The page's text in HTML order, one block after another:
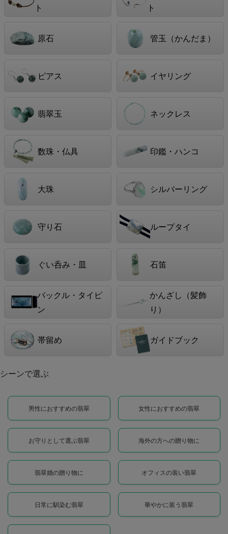
ト
ト
原石 管玉（かんだま）
ピアス イヤリング
翡翠玉 ネックレス
数珠・仏具 印鑑・ハンコ
大珠 シルバーリング
守り石 ループタイ
ぐい呑み・皿 石笛
バックル・タイピ
ン
かんざし（髪飾
り）
帯留め ガイドブック
シーンで選ぶ
男性におすすめの翡翠 女性におすすめの翡翠
お守りとして選ぶ翡翠 海外の方への贈り物に
翡翠婚の贈り物に オフィスの装い翡翠
日常に馴染む翡翠 華やかに装う翡翠